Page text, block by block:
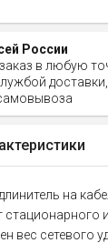
России
в любую
на
вес сетевого